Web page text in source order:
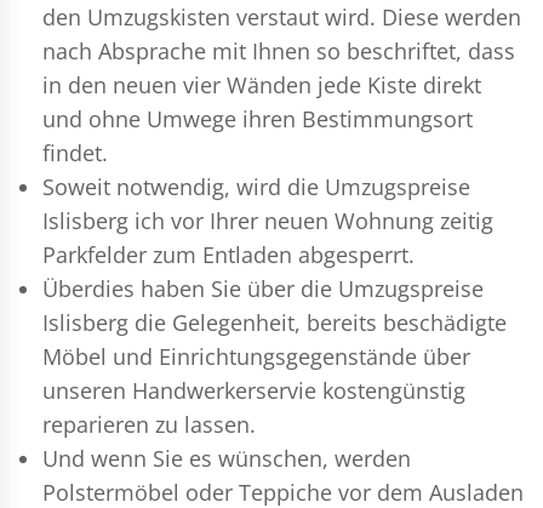
den Umzugskisten verstaut wird. Diese werden
nach Absprache mit Ihnen so beschriftet, dass
in den neuen vier Wänden jede Kiste direkt
und ohne Umwege ihren Bestimmungsort
findet.
Soweit notwendig, wird die Umzugspreise
Islisberg ich vor Ihrer neuen Wohnung zeitig
Parkfelder zum Entladen abgesperrt.
Überdies haben Sie über die Umzugspreise
Islisberg die Gelegenheit, bereits beschädigte
Möbel und Einrichtungsgegenstände über
unseren Handwerkerservie kostengünstig
reparieren zu lassen.
Und wenn Sie es wünschen, werden
Polstermöbel oder Teppiche vor dem Ausladen